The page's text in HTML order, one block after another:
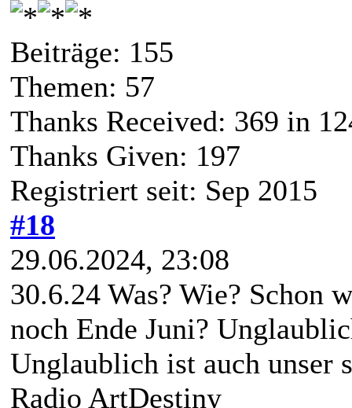
Beiträge: 155
Themen: 57
Thanks Received: 369 in
Thanks Given: 197
Registriert seit: Sep 2015
#18
29.06.2024, 23:08
30.6.24 Was? Wie? Schon
noch Ende Juni?
Unglaublich ist auch unser
Radio ArtDestiny